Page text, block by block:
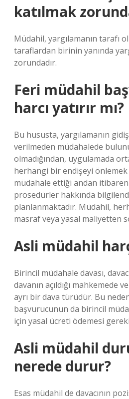
katılmak
Müdahil, yargılamanın tarafı
taraflardan birinin yanında
zorundadır.
Feri müdahil
harcı yatırır mı?
Bu hususta, yargılamanın
verilmeden müdahalede
olmadığından, uygulamada
herhangi bir endişeyi önlemek
müdahale ettiği andan
prosedürler hakkında
planlanmaktadır. Müdahil,
masraf veya yasal maliyetten
Asli müdahil
Birincil müdahale davası,
davanın açıldığı mahkemede
ayrı bir dava türüdür. Bu
başvurucunun da birincil
için yasal ücreti ödemesi
Asli müdahil
nerede durur?
Esas müdahil de davacının